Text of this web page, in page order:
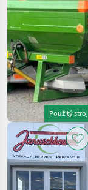
Použitý stroj